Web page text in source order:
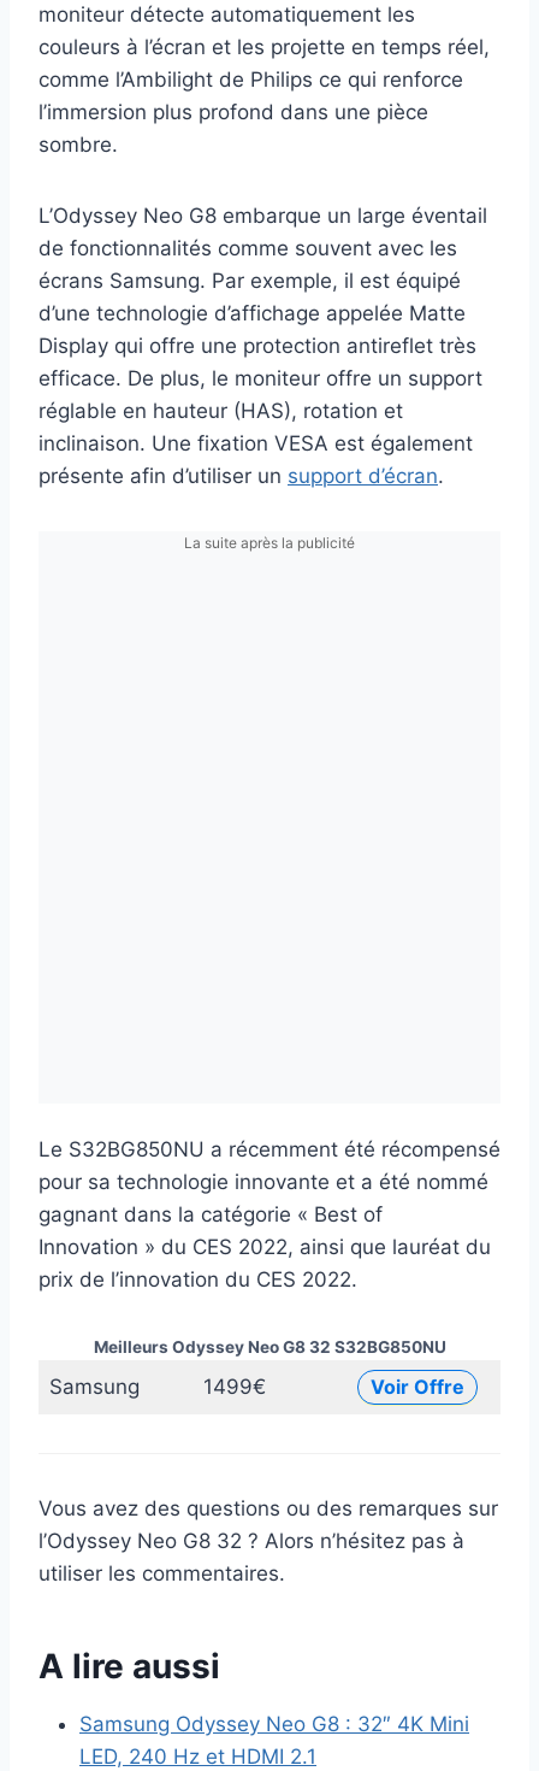
moniteur détecte automatiquement les
couleurs à l’écran et les projette en temps réel,
comme l’Ambilight de Philips ce qui renforce
l’immersion plus profond dans une pièce
sombre.
L’Odyssey Neo G8 embarque un large éventail
de fonctionnalités comme souvent avec les
écrans Samsung. Par exemple, il est équipé
d’une technologie d’affichage appelée Matte
Display qui offre une protection antireflet très
efficace. De plus, le moniteur offre un support
réglable en hauteur (HAS), rotation et
inclinaison. Une fixation VESA est également
présente afin d’utiliser un support d’écran.
La suite après la publicité
Le S32BG850NU a récemment été récompensé
pour sa technologie innovante et a été nommé
gagnant dans la catégorie « Best of
Innovation » du CES 2022, ainsi que lauréat du
prix de l’innovation du CES 2022.
Samsung 1499€ Voir Offre
Meilleurs Odyssey Neo G8 32 S32BG850NU
Vous avez des questions ou des remarques sur
l’Odyssey Neo G8 32 ? Alors n’hésitez pas à
utiliser les commentaires.
A lire aussi
Samsung Odyssey Neo G8 : 32″ 4K Mini
LED, 240 Hz et HDMI 2.1